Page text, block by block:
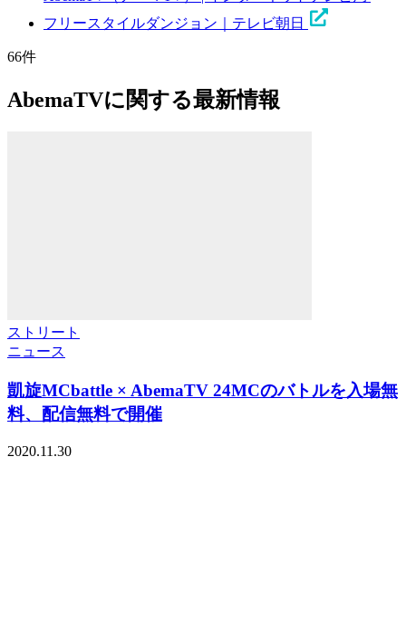
フリースタイルダンジョン｜テレビ朝日
66件
AbemaTVに関する最新情報
ストリート
ニュース
凱旋MCbattle × AbemaTV 24MCのバトルを入場無
料、配信無料で開催
2020.11.30